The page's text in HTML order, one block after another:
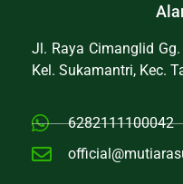
Jl. Raya Cimanglid
Kel. Sukamantri, Kec.
6282111100042